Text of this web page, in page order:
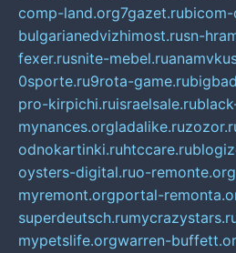
comp-land.org7gazet.rubicom-
bulgarianedvizhimost.rusn-
fexer.rusnite-mebel.ru
0sporte.ru9rota-game.ru
pro-kirpichi.ruisraelsale.ru
mynances.orgladalike.ru
odnokartinki.ruhtccare.ru
oysters-digital.ruo-remonte.org
myremont.orgportal-
superdeutsch.ru
mypetslife.orgwarren-